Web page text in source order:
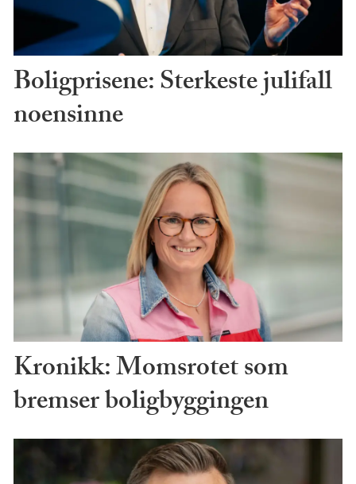
Boligprisene: Sterkeste julifall
noensinne
Kronikk: Momsrotet som
bremser boligbyggingen